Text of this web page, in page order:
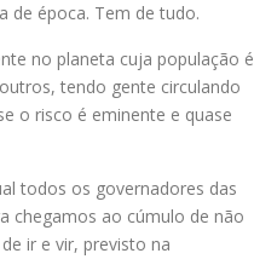
de época. Tem de tudo.
no planeta cuja população é
tendo gente circulando
o risco é eminente e quase
todos os governadores das
chegamos ao cúmulo de não
ir e vir, previsto na